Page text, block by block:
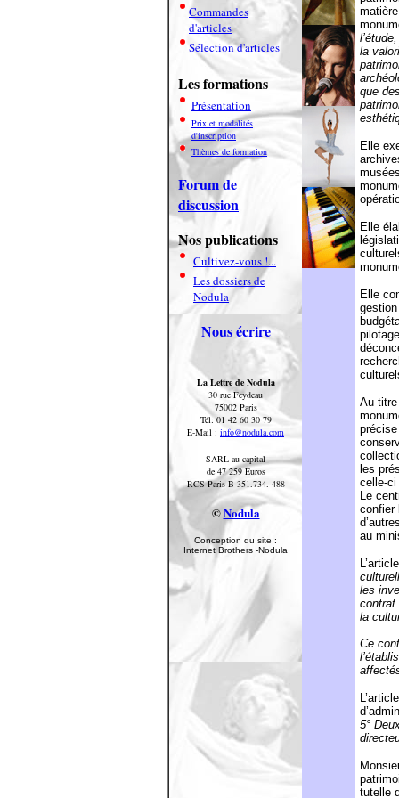
Commandes
d'articles
Sélection d'articles
Les formations
Présentation
Prix et modalités
d'inscription
Thèmes de formation
Forum de
discussion
Nos publications
Cultivez-vous !...
Les dossiers de
Nodula
Nous écrire
La Lettre de Nodula
30 rue Feydeau
75002 Paris
Tél: 01 42 60 30 79
E-Mail : info@nodula.com
SARL au capital
de 47 259 Euros
RCS Paris B 351.734. 488
©Nodula
Conception du site :
Internet Brothers -Nodula
la
que
Elle
Elle
Elle
Au
les
celle-
Le
confier
au
les
contrat
la
Ce
5°
tutelle